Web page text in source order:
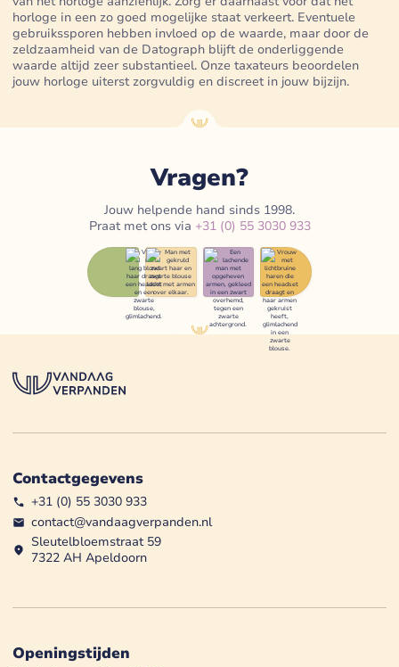
horloge in een zo goed mogelijke staat verkeert. Eventuele
gebruikssporen hebben invloed op de waarde, maar door de
zeldzaamheid van de Datograph blijft de onderliggende
waarde altijd zeer substantieel. Onze taxateurs beoordelen
jouw horloge uiterst zorgvuldig en discreet in jouw bijzijn.
Vragen?
Jouw helpende hand sinds 1998.
Praat met ons via +31 (0) 55 3030 933
Contactgegevens
+31 (0) 55 3030 933
contact@vandaagverpanden.nl
Sleutelbloemstraat 59
7322 AH Apeldoorn
Openingstijden